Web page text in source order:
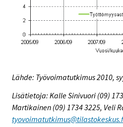
Lähde: Työvoimatutkimus 2010,
Lisätietoja: Kalle Sinivuori (09)
Martikainen (09) 1734 3225, Veli